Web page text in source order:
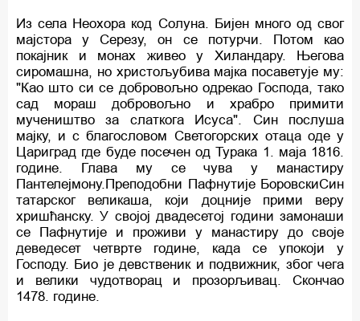
Из села Неохора код Солуна. Бијен много од свог
мајстора у Серезу, он се потурчи. Потом као
покајник и монах живео у Хиландару. Његова
сиромашна, но христољубива мајка посаветује му:
"Као што си се добровољно одрекао Господа, тако
сад мораш добровољно и храбро примити
мучеништво за слаткога Исуса". Син послуша
мајку, и с благословом Светогорских отаца оде у
Цариград где буде посечен од Турака 1. маја 1816.
године. Глава му се чува у манастиру
Пантелејмону.Преподобни Пафнутије БоровскиСин
татарског великаша, који доцније прими веру
хришћанску. У својој двадесетој години замонаши
се Пафнутије и проживи у манастиру до своје
деведесет четврте године, када се упокоји у
Господу. Био је девственик и подвижник, због чега
и велики чудотворац и прозорљивац. Скончао
1478. године.